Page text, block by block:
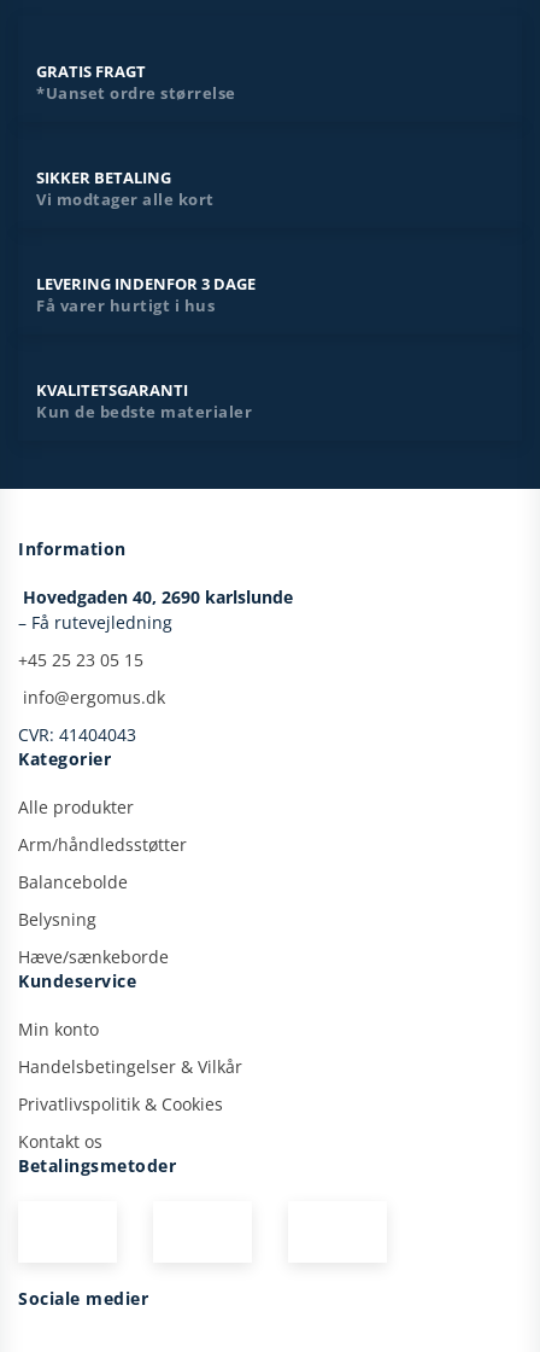
GRATIS FRAGT
*Uanset ordre størrelse
SIKKER BETALING
Vi modtager alle kort
LEVERING INDENFOR 3 DAGE
Få varer hurtigt i hus
KVALITETSGARANTI
Kun de bedste materialer
Information
Hovedgaden 40, 2690 karlslunde
– Få rutevejledning
+45 25 23 05 15
info@ergomus.dk
CVR: 41404043
Kategorier
Alle produkter
Arm/håndledsstøtter
Balancebolde
Belysning
Hæve/sænkeborde
Kundeservice
Min konto
Handelsbetingelser & Vilkår
Privatlivspolitik & Cookies
Kontakt os
Betalingsmetoder
Sociale medier